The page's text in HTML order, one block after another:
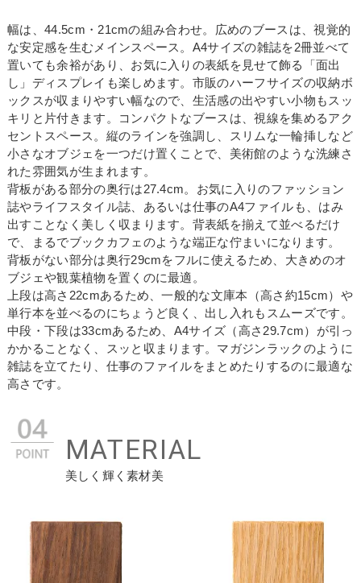
幅は、44.5cm・21cmの組み合わせ。広めのブースは、視覚的
な安定感を生むメインスペース。A4サイズの雑誌を2冊並べて
置いても余裕があり、お気に入りの表紙を見せて飾る「面出
し」ディスプレイも楽しめます。市販のハーフサイズの収納ボ
ックスが収まりやすい幅なので、生活感の出やすい小物もスッ
キリと片付きます。コンパクトなブースは、視線を集めるアク
セントスペース。縦のラインを強調し、スリムな一輪挿しなど
小さなオブジェを一つだけ置くことで、美術館のような洗練さ
れた雰囲気が生まれます。
背板がある部分の奥行は27.4cm。お気に入りのファッション
誌やライフスタイル誌、あるいは仕事のA4ファイルも、はみ
出すことなく美しく収まります。背表紙を揃えて並べるだけ
で、まるでブックカフェのような端正な佇まいになります。
背板がない部分は奥行29cmをフルに使えるため、大きめのオ
ブジェや観葉植物を置くのに最適。
上段は高さ22cmあるため、一般的な文庫本（高さ約15cm）や
単行本を並べるのにちょうど良く、出し入れもスムーズです。
中段・下段は33cmあるため、A4サイズ（高さ29.7cm）が引っ
かかることなく、スッと収まります。マガジンラックのように
雑誌を立てたり、仕事のファイルをまとめたりするのに最適な
高さです。
MATERIAL
美しく輝く素材美